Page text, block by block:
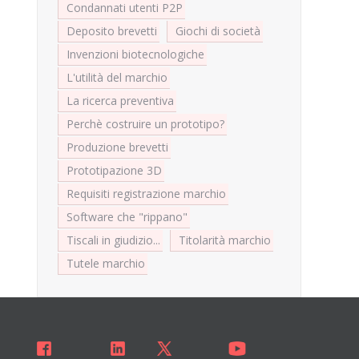
Condannati utenti P2P
Deposito brevetti
Giochi di società
Invenzioni biotecnologiche
L'utilità del marchio
La ricerca preventiva
Perchè costruire un prototipo?
Produzione brevetti
Prototipazione 3D
Requisiti registrazione marchio
Software che "rippano"
Tiscali in giudizio...
Titolarità marchio
Tutele marchio